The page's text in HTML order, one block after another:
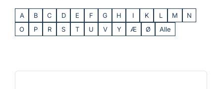
A B C D E F G H I K L M
N
O
P R S T U V Y Æ Ø Alle